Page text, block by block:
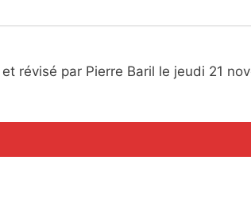
révisé par Pierre Baril le jeudi 21